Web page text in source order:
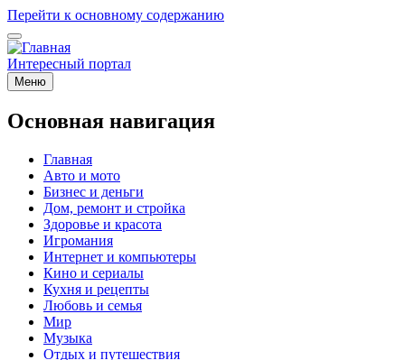
Перейти к основному содержанию
Интересный портал
Меню
Основная навигация
Главная
Авто и мото
Бизнес и деньги
Дом, ремонт и стройка
Здоровье и красота
Игромания
Интернет и компьютеры
Кино и сериалы
Кухня и рецепты
Любовь и семья
Мир
Музыка
Отдых и путешествия